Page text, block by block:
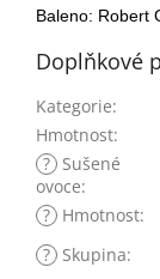
Baleno: Robert
Doplňkové
Kategorie:
Hmotnost:
? Sušené
ovoce:
? Hmotnost:
? Skupina: